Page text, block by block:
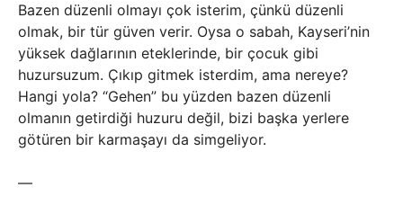
Bazen düzenli olmayı çok isterim, çünkü düzenli
olmak, bir tür güven verir. Oysa o sabah, Kayseri’nin
yüksek dağlarının eteklerinde, bir çocuk gibi
huzursuzum. Çıkıp gitmek isterdim, ama nereye?
Hangi yola? “Gehen” bu yüzden bazen düzenli
olmanın getirdiği huzuru değil, bizi başka yerlere
götüren bir karmaşayı da simgeliyor.
—